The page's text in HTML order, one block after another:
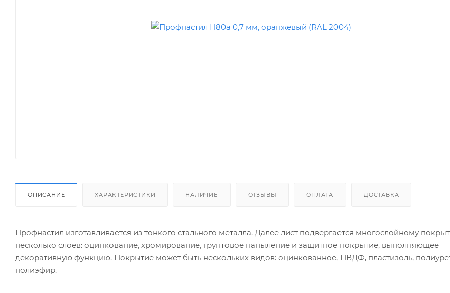
ОПИСАНИЕ ХАРАКТЕРИСТИКИ НАЛИЧИЕ ОТЗЫВЫ ОПЛАТА ДОСТАВКА
Профнастил изготавливается из тонкого стального металла. Далее лист подвергается многослойному
несколько слоев: оцинкование, хромирование, грунтовое напыление и защитное покрытие, выполняющее
декоративную функцию. Покрытие может быть нескольких видов: оцинкованное, ПВДФ, пластизоль,
полиэфир.